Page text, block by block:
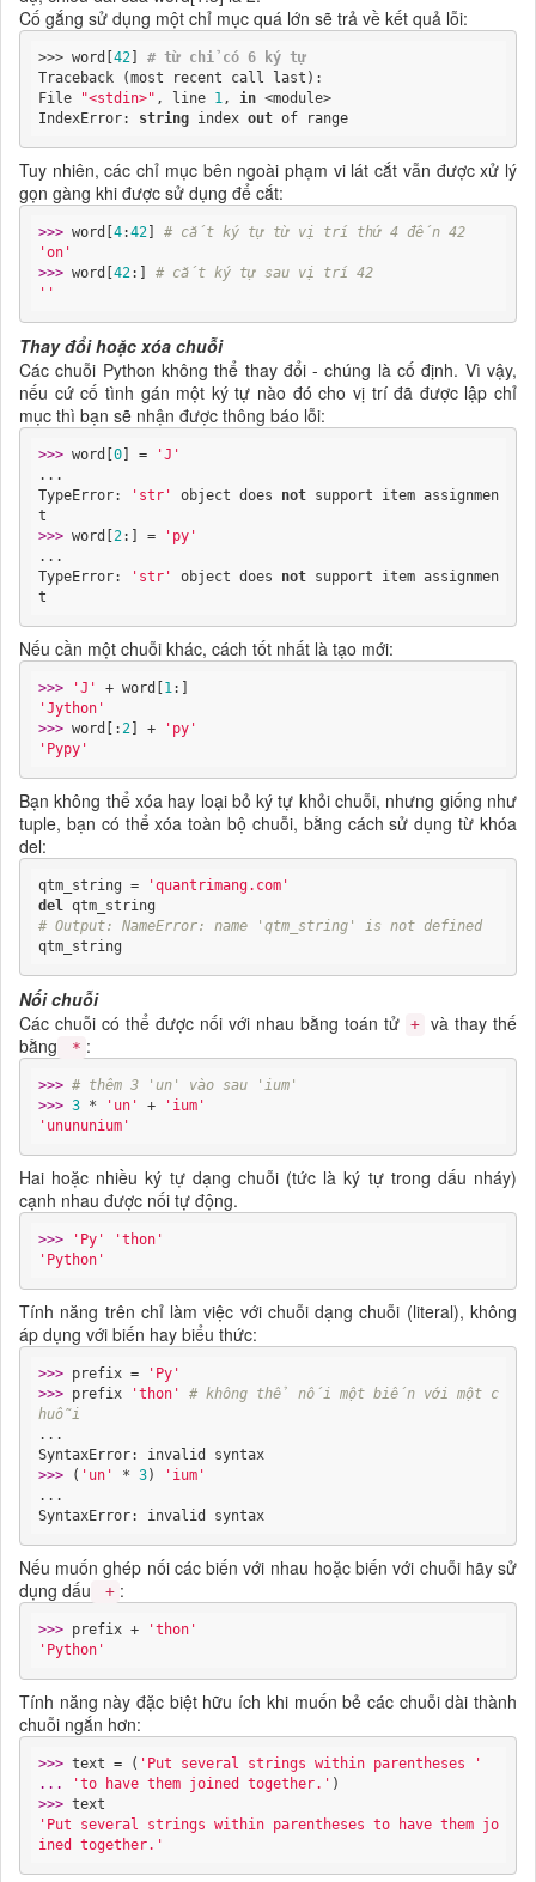
Cố gắng sử dụng một chỉ mục quá lớn sẽ trả về kết quả lỗi:
>>> word[ 42] # từ chỉ có 6 ký tự
Traceback (most recent call last):
File
"<stdin>" , line 1, in <module>
IndexError:
string index out of range
Tuy nhiên, các chỉ mục bên ngoài phạm vi lát cắt vẫn được xử lý
gọn gàng khi được sử dụng để cắt:
>>> word[ 4:42] # cắt ký tự từ vị trí thứ 4 đến 42
'on'
>>> word[ 42:] # cắt ký tự sau vị trí 42
''
Thay đổi hoặc xóa chuỗi
Các chuỗi Python không thể thay đổi - chúng là cố định. Vì vậy,
nếu cứ cố tình gán một ký tự nào đó cho vị trí đã được lập chỉ
mục thì bạn sẽ nhận được thông báo lỗi:
>>> word[ 0] =
'J'
...
TypeError:
'str' object does not support item assignmen
>>> word[ 2:] =
'py'
...
TypeError:
'str' object does not support item assignmen
t
Nếu cần một chuỗi khác, cách tốt nhất là tạo mới:
>>> 'J' + word[ 1
'Jython'
>>> word[:2] +
'py'
'Pypy'
Bạn không thể xóa hay loại bỏ ký tự khỏi chuỗi, nhưng giống như
tuple, bạn có thể xóa toàn bộ chuỗi, bằng cách sử dụng từ khóa
del:
qtm_string =
'quantrimang.com'
del
# Output: NameError: name 'qtm_string' is not defined
qtm_string
Nối chuỗi
Các chuỗi có thể được nối với nhau bằng toán tử + và thay thế
bằng
* :
>>> # thêm 3 'un' vào sau 'ium'
>>> 3 * 'un' +
'ium'
'unununium'
Hai hoặc nhiều ký tự dạng chuỗi (tức là ký tự trong dấu nháy)
cạnh nhau được nối tự động.
>>> 'Py'
'thon'
'Python'
Tính năng trên chỉ làm việc với chuỗi dạng chuỗi (literal), không
áp dụng với biến hay biểu thức:
>>> prefix =
'Py'
>>> prefix 'thon'
# không thể nối một biến với một c
huỗi
...
SyntaxError: invalid syntax
>>>
( 'un' * 3)
'ium'
...
SyntaxError: invalid syntax
Nếu muốn ghép nối các biến với nhau hoặc biến với chuỗi hãy sử
dụng dấu
+ :
>>> prefix +
'thon'
'Python'
Tính năng này đặc biệt hữu ích khi muốn bẻ các chuỗi dài thành
chuỗi ngắn hơn:
>>> text = ( 'Put several strings within parentheses '
...
'to have them joined together.'
>>>
'Put several strings within parentheses to have them jo
ined together.'